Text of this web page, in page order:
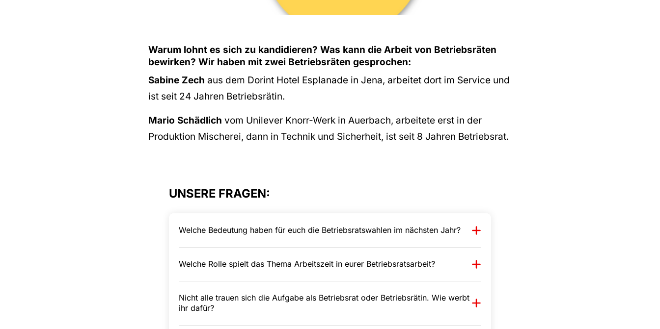
Warum lohnt es sich zu kandidieren? Was kann die Arbeit von Betriebsräten
bewirken? Wir haben mit zwei Betriebsräten gesprochen:
Sabine Zech aus dem Dorint Hotel Esplanade in Jena, arbeitet dort im Service und
ist seit 24 Jahren Betriebsrätin.
Mario Schädlich vom Unilever Knorr-Werk in Auerbach, arbeitete erst in der
Produktion Mischerei, dann in Technik und Sicherheit, ist seit 8 Jahren Betriebsrat.
UNSERE FRAGEN:
Welche Bedeutung haben für euch die Betriebsratswahlen im nächsten Jahr?
Welche Rolle spielt das Thema Arbeitszeit in eurer Betriebsratsarbeit?
Nicht alle trauen sich die Aufgabe als Betriebsrat oder Betriebsrätin. Wie werbt
ihr dafür?